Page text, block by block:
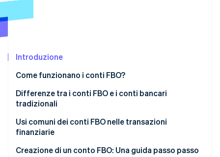
Radar
Costituzione di start-up
Rimozione del carbonio
Identity
Verifica online dell'identità
Introduzione
Come funzionano i conti FBO?
Differenze tra i conti FBO e i conti bancari
tradizionali
Usi comuni dei conti FBO nelle transazioni
finanziarie
Deposito a garanzia e pagamenti
Creazione di un conto FBO: Una guida passo passo